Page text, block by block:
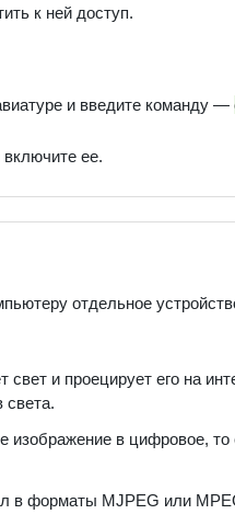
к ней доступ.
и введите команду —
ее.
отдельное
и проецирует его на
света.
изображение в цифровое, то
в форматы MJPEG или